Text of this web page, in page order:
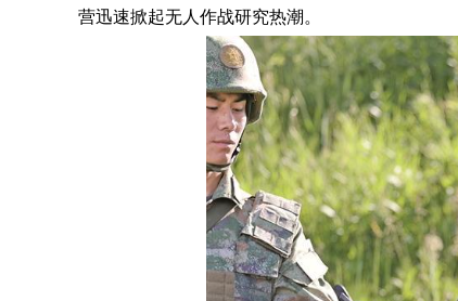
营迅速掀起无人作战研究热潮。